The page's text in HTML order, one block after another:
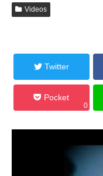
Videos
Twitter
Pocket
0